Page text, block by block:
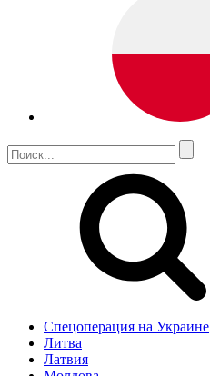
Спецоперация на Украине
Литва
Латвия